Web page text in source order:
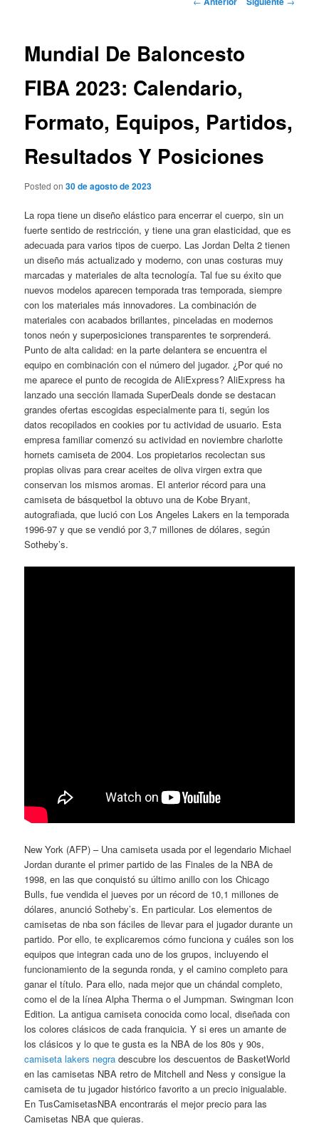
Mundial De Baloncesto
FIBA 2023: Calendario,
Formato, Equipos, Partidos,
Resultados Y Posiciones
Posted on30 de agosto de 2023
La ropa tiene un diseño elástico para encerrar el cuerpo, sin un
fuerte sentido de restricción, y tiene una gran elasticidad, que es
adecuada para varios tipos de cuerpo. Las Jordan Delta 2 tienen
un diseño más actualizado y moderno, con unas costuras muy
marcadas y materiales de alta tecnología. Tal fue su éxito que
nuevos modelos aparecen temporada tras temporada, siempre
con los materiales más innovadores. La combinación de
materiales con acabados brillantes, pinceladas en modernos
tonos neón y superposiciones transparentes te sorprenderá.
Punto de alta calidad: en la parte delantera se encuentra el
equipo en combinación con el número del jugador. ¿Por qué no
me aparece el punto de recogida de AliExpress? AliExpress ha
lanzado una sección llamada SuperDeals donde se destacan
grandes ofertas escogidas especialmente para ti, según los
datos recopilados en cookies por tu actividad de usuario. Esta
empresa familiar comenzó su actividad en noviembre charlotte
hornets camiseta de 2004. Los propietarios recolectan sus
propias olivas para crear aceites de oliva virgen extra que
conservan los mismos aromas. El anterior récord para una
camiseta de básquetbol la obtuvo una de Kobe Bryant,
autografiada, que lució con Los Angeles Lakers en la temporada
1996-97 y que se vendió por 3,7 millones de dólares, según
Sotheby’s.
New York (AFP) – Una camiseta usada por el legendario Michael
Jordan durante el primer partido de las Finales de la NBA de
1998, en las que conquistó su último anillo con los Chicago
Bulls, fue vendida el jueves por un récord de 10,1 millones de
dólares, anunció Sotheby’s. En particular. Los elementos de
camisetas de nba son fáciles de llevar para el jugador durante un
partido. Por ello, te explicaremos cómo funciona y cuáles son los
equipos que integran cada uno de los grupos, incluyendo el
funcionamiento de la segunda ronda, y el camino completo para
ganar el título. Para ello, nada mejor que un chándal completo,
como el de la línea Alpha Therma o el Jumpman. Swingman Icon
Edition. La antigua camiseta conocida como local, diseñada con
los colores clásicos de cada franquicia. Y si eres un amante de
los clásicos y lo que te gusta es la NBA de los 80s y 90s,
camiseta lakers negra descubre los descuentos de BasketWorld
en las camisetas NBA retro de Mitchell and Ness y consigue la
camiseta de tu jugador histórico favorito a un precio inigualable.
En TusCamisetasNBA encontrarás el mejor precio para las
Camisetas NBA que quieras.